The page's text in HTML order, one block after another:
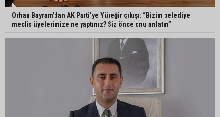
Orhan Bayram’dan AK Parti’ye Yüreğir çıkışı: “Bizim belediye
meclis üyelerimize ne yaptınız? Siz önce onu anlatın”